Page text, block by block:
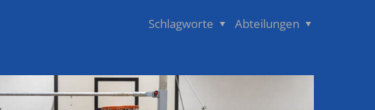
Abteilungen
Schlagworte